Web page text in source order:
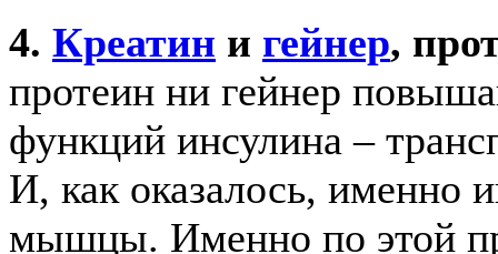
4. Креатин и гейнер,
протеин ни гейнер
функций инсулина –
И, как оказалось, именно
мышцы. Именно по этой